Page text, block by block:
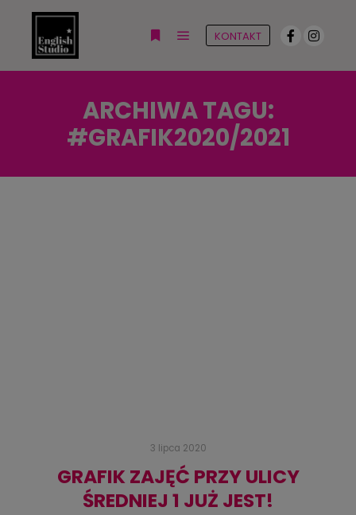
KONTAKT
ARCHIWA TAGU:
#GRAFIK2020/2021
3 lipca 2020
GRAFIK ZAJĘĆ PRZY ULICY
ŚREDNIEJ 1 JUŻ JEST!